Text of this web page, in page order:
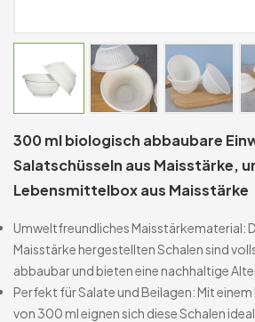
300 ml biologisch abbaubare
Salatschüsseln aus Maisstärke,
Lebensmittelbox aus Maisstärke
Umweltfreundliches Maisstärkematerial:
Maisstärke hergestellten Schalen sind
abbaubar und bieten eine nachhaltige
Perfekt für Salate und Beilagen: Mit
von 300 ml eignen sich diese Schalen